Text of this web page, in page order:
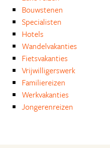
Bouwstenen
Specialisten
Hotels
Wandelvakanties
Fietsvakanties
Vrijwilligerswerk
Familiereizen
Werkvakanties
Jongerenreizen